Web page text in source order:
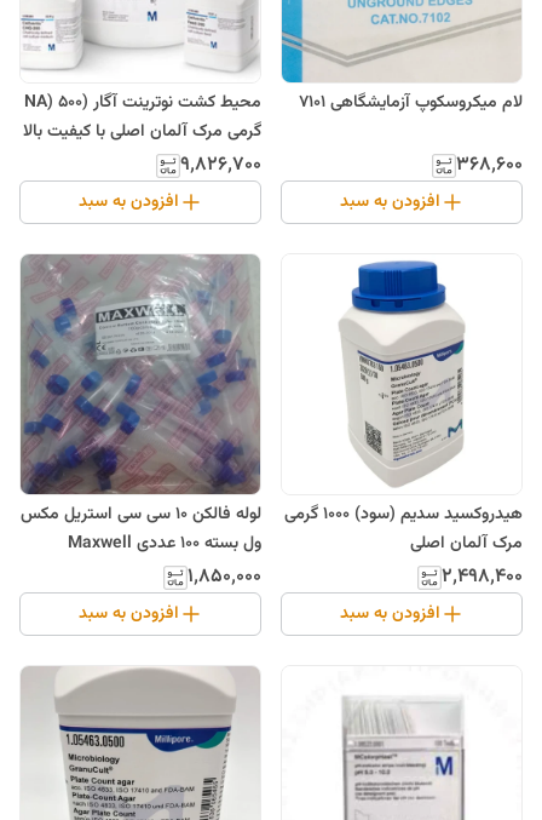
لام میکروسکوپ آزمایشگاهی 7101
۳۶۸٬۶۰۰
افزودن به سبد
محیط کشت نوترینت آگار (NA) 500
گرمی مرک آلمان اصلی با کیفیت بالا
۹٬۸۲۶٬۷۰۰
افزودن به سبد
هیدروکسید سدیم (سود) 1000 گرمی
مرک آلمان اصلی
۲٬۴۹۸٬۴۰۰
افزودن به سبد
لوله فالکن 10 سی سی استریل مکس
ول بسته 100 عددی Maxwell
۱٬۸۵۰٬۰۰۰
افزودن به سبد